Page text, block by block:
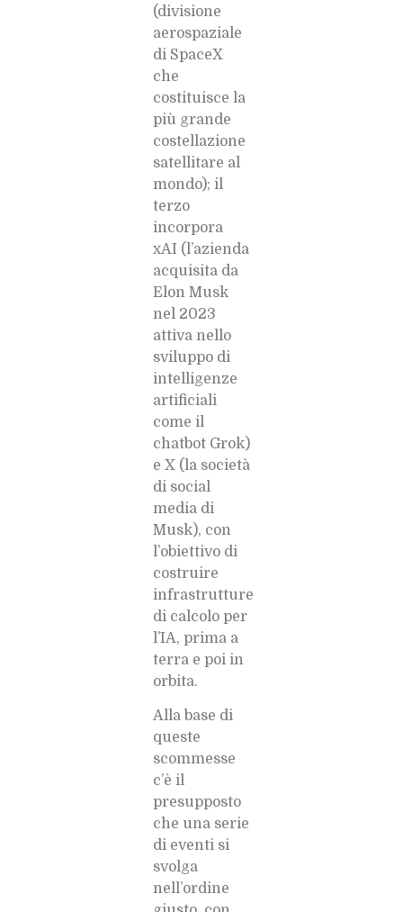
(divisione
aerospaziale
di SpaceX
che
costituisce la
più grande
costellazione
satellitare al
mondo); il
terzo
incorpora
xAI (l’azienda
acquisita da
Elon Musk
nel 2023
attiva nello
sviluppo di
intelligenze
artificiali
come il
chatbot Grok)
e X (la società
di social
media di
Musk), con
l’obiettivo di
costruire
infrastrutture
di calcolo per
l’IA, prima a
terra e poi in
orbita.
Alla base di
queste
scommesse
c’è il
presupposto
che una serie
di eventi si
svolga
nell’ordine